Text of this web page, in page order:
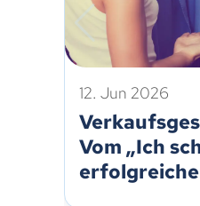
12. Jun 2026
Vom „Ich